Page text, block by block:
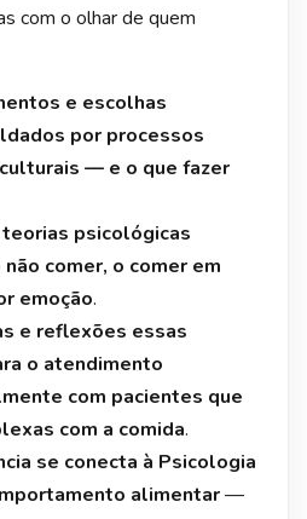
com o olhar de quem
e escolhas
por processos
— e o que fazer
psicológicas
comer, o comer em
emoção.
e reflexões essas
o atendimento
com pacientes que
com a comida.
se conecta à Psicologia
alimentar—